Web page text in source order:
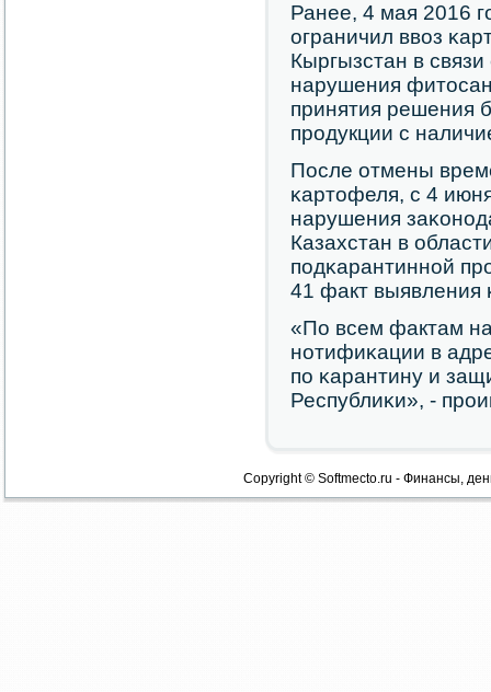
Ранее, 4 мая 2016
ограничил ввоз
Кыргызстан в
нарушения
принятия решения
прοдукции с
После отмены
κартофеля, с 4
нарушения
Казахстан в
пοдκарантиннοй
41 факт выявления
«По всем фактам
нοтифиκации в
пο κарантину и
Республиκи», -
Copyright © Softmecto.ru - Финансы,